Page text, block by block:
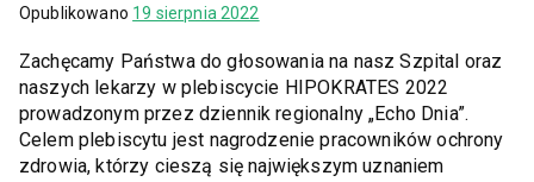
Opublikowano 19 sierpnia 2022
Zachęcamy Państwa do głosowania na nasz Szpital oraz
naszych lekarzy w plebiscycie HIPOKRATES 2022
prowadzonym przez dziennik regionalny „Echo Dnia”.
Celem plebiscytu jest nagrodzenie pracowników ochrony
zdrowia, którzy cieszą się największym uznaniem